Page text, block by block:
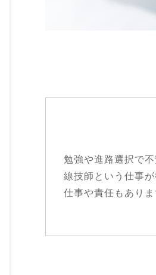
勉強や進路選択で
線技師という仕事
仕事や責任もあり